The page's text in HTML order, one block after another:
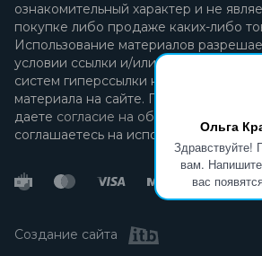
Ольга
Здравствуйте!
вам.
вас
ознакомительный характер и не
покупке либо продаже каких-либо
Использование материалов
условии ссылки и/или прямой
систем гиперссылки на
материала на сайте. Продолжая
даете согласие на обработку
соглашаетесь на использование
Создание сайта